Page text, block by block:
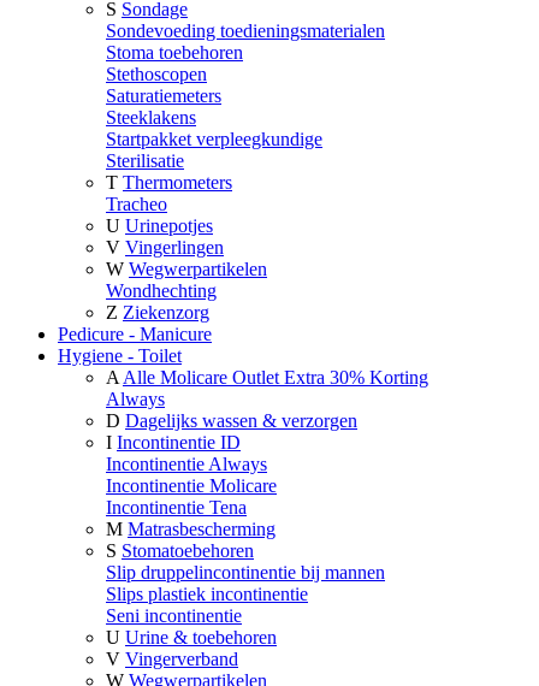
S Sondage
Sondevoeding toedieningsmaterialen
Stoma toebehoren
Stethoscopen
Saturatiemeters
Steeklakens
Startpakket verpleegkundige
Sterilisatie
T Thermometers
Tracheo
U Urinepotjes
V Vingerlingen
W Wegwerpartikelen
Wondhechting
Z Ziekenzorg
Pedicure - Manicure
Hygiene - Toilet
A Alle Molicare Outlet Extra 30% Korting
Always
D Dagelijks wassen & verzorgen
I Incontinentie ID
Incontinentie Always
Incontinentie Molicare
Incontinentie Tena
M Matrasbescherming
S Stomatoebehoren
Slip druppelincontinentie bij mannen
Slips plastiek incontinentie
Seni incontinentie
U Urine & toebehoren
V Vingerverband
W Wegwerpartikelen